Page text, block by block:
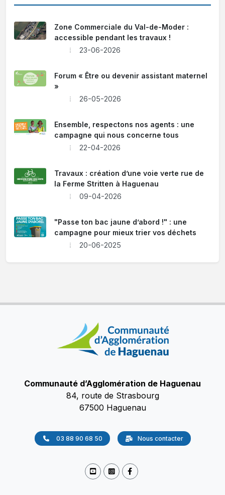
Zone Commerciale du Val-de-Moder :
accessible pendant les travaux !
23-06-2026
Forum « Être ou devenir assistant maternel
»
26-05-2026
Ensemble, respectons nos agents : une
campagne qui nous concerne tous
22-04-2026
Travaux : création d’une voie verte rue de
la Ferme Stritten à Haguenau
09-04-2026
"Passe ton bac jaune d’abord !" : une
campagne pour mieux trier vos déchets
20-06-2025
Communauté d’Agglomération de Haguenau
84, route de Strasbourg
67500 Haguenau
03 88 90 68 50 Nous contacter